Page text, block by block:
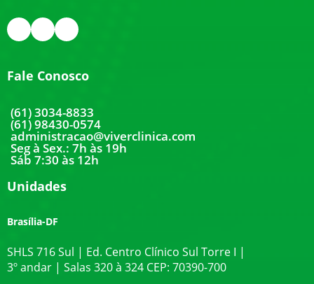
Fale Conosco
(61) 3034-8833
(61) 98430-0574
administracao@viverclinica.com
Seg à Sex.: 7h às 19h
Sáb 7:30 às 12h
Unidades
Brasília-DF
SHLS 716 Sul | Ed. Centro Clínico Sul Torre I |
3º andar | Salas 320 à 324 CEP: 70390-700